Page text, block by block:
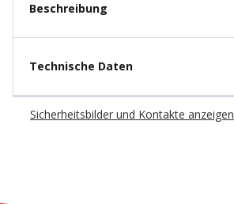
Beschreibung
Technische Daten
Sicherheitsbilder und Kontakte anzeigen